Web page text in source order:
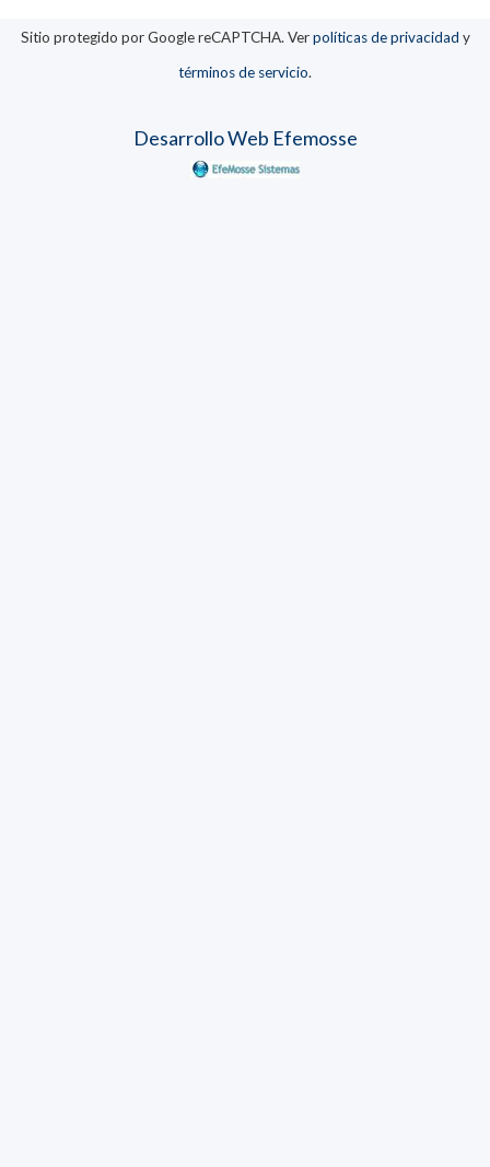
Sitio protegido por Google reCAPTCHA. Verpolíticas de privacidad y
términos de servicio.
Desarrollo Web Efemosse